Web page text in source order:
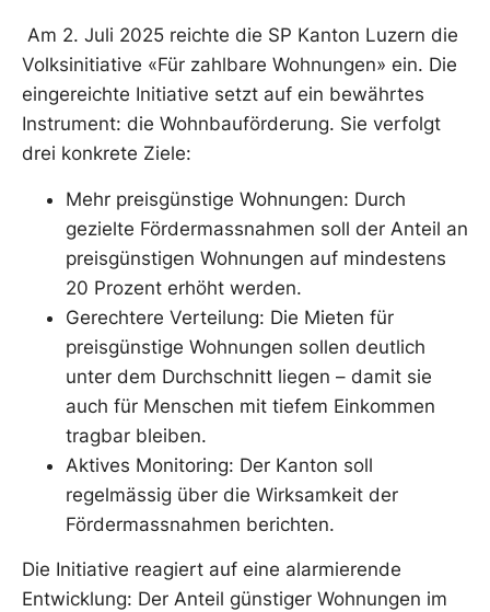
Am 2. Juli 2025 reichte die SP Kanton Luzern die
Volksinitiative «Für zahlbare Wohnungen» ein. Die
eingereichte Initiative setzt auf ein bewährtes
Instrument: die Wohnbauförderung. Sie verfolgt
drei konkrete Ziele:
Mehr preisgünstige Wohnungen: Durch
gezielte Fördermassnahmen soll der Anteil an
preisgünstigen Wohnungen auf mindestens
20 Prozent erhöht werden.
Gerechtere Verteilung: Die Mieten für
preisgünstige Wohnungen sollen deutlich
unter dem Durchschnitt liegen – damit sie
auch für Menschen mit tiefem Einkommen
tragbar bleiben.
Aktives Monitoring: Der Kanton soll
regelmässig über die Wirksamkeit der
Fördermassnahmen berichten.
Die Initiative reagiert auf eine alarmierende
Entwicklung: Der Anteil günstiger Wohnungen im